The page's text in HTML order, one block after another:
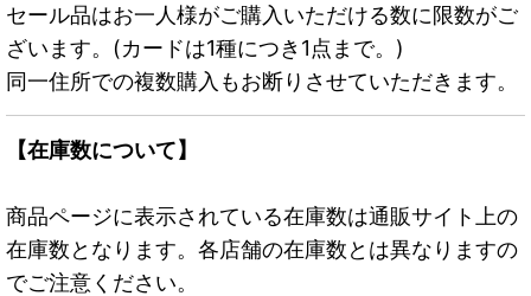
セール品はお一人様がご購入いただける数に限数がご
ざいます。(カードは1種につき1点まで。)
同一住所での複数購入もお断りさせていただきます。
【在庫数について】
商品ページに表示されている在庫数は通販サイト上の
在庫数となります。各店舗の在庫数とは異なりますの
でご注意ください。